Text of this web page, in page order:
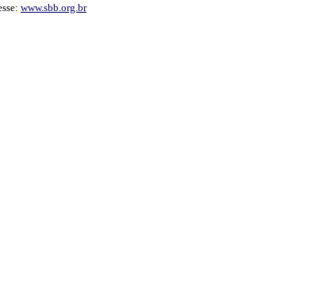
www.sbb.org.br